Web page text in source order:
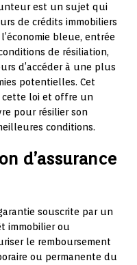
est un sujet qui
de crédits immobiliers
bleue, entrée
de résiliation,
d’accéder à une plus
potentielles. Cet
cette loi et offre un
pour résilier son
conditions.
d’assurance
souscrite par un
immobilier ou
le remboursement
ou permanente du